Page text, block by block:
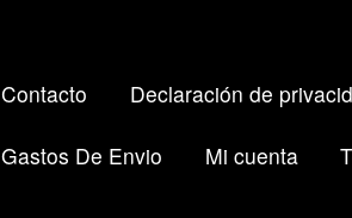
Contacto Declaración de
Gastos De Envio Mi cuenta